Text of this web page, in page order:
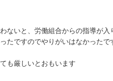
ないと、労働組合からの指導が
たですのでやりがいはなかったで
も厳しいとおもいます